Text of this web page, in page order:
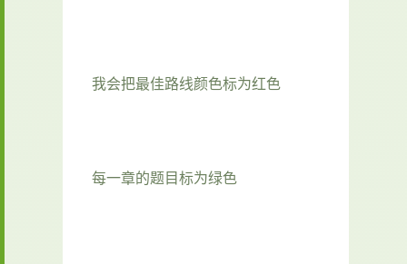
我会把最佳路线颜色标为红色
每一章的题目标为绿色